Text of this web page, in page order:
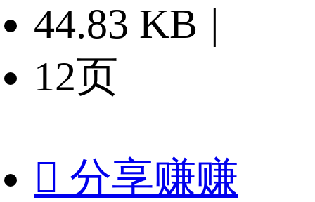
44.83 KB |
12页
 分享赚赚